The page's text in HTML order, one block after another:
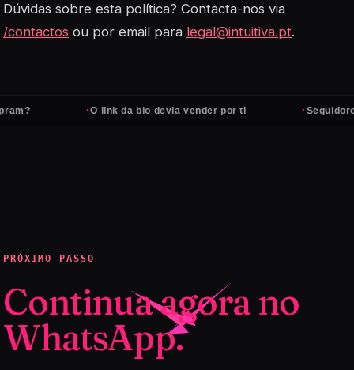
Dúvidas sobre esta política? Contacta-nos via
/contactos ou por email para legal@intuitiva.pt.
O link da bio devia vender por ti Seguidores
PRÓXIMO PASSO
Continua agora no
WhatsApp.